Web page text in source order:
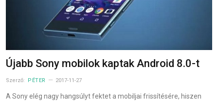
Újabb Sony mobilok kaptak Android 8.0-t
Szerző: PÉTER 2017-11-27
A Sony elég nagy hangsúlyt fektet a mobiljai frissítésére, hiszen